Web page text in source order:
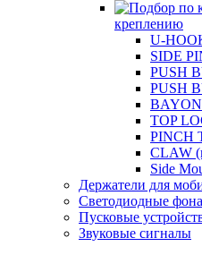
креплению
U-
SIDE
PUSH
PUSH
TOP
PINCH
CLAW
Side
Держатели для
Светодиодные
Пусковые
Звуковые сигналы